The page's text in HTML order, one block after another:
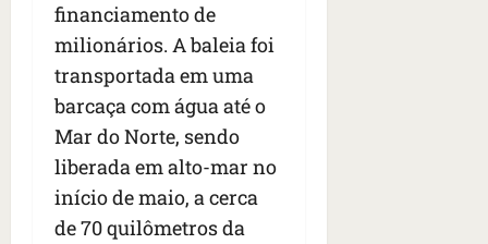
financiamento de
milionários. A baleia foi
transportada em uma
barcaça com água até o
Mar do Norte, sendo
liberada em alto-mar no
início de maio, a cerca
de 70 quilômetros da